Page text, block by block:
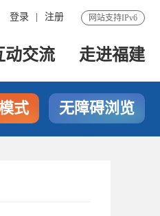
网站支持IPv6
登录 注册
动交流 走进福建
式 无障碍浏览